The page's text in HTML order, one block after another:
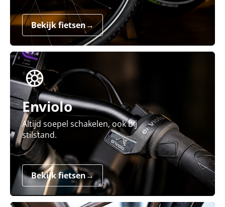
Bekijk fietsen→
Enviolo
Altijd soepel schakelen, ook bij
stilstand.
Bekijk fietsen→